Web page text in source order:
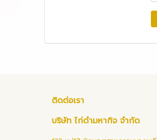
ติดต่อเรา
บริษัท ไก่ดำมหากิจ จำกัด